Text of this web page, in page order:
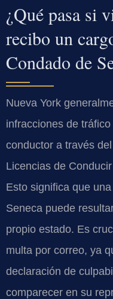
¿Qué pasa si
recibo un
Condado de
Nueva York
infracciones de
conductor a través
Licencias de
Esto significa que
Seneca puede
propio estado. Es
multa por correo, ya
declaración de
comparecer en su